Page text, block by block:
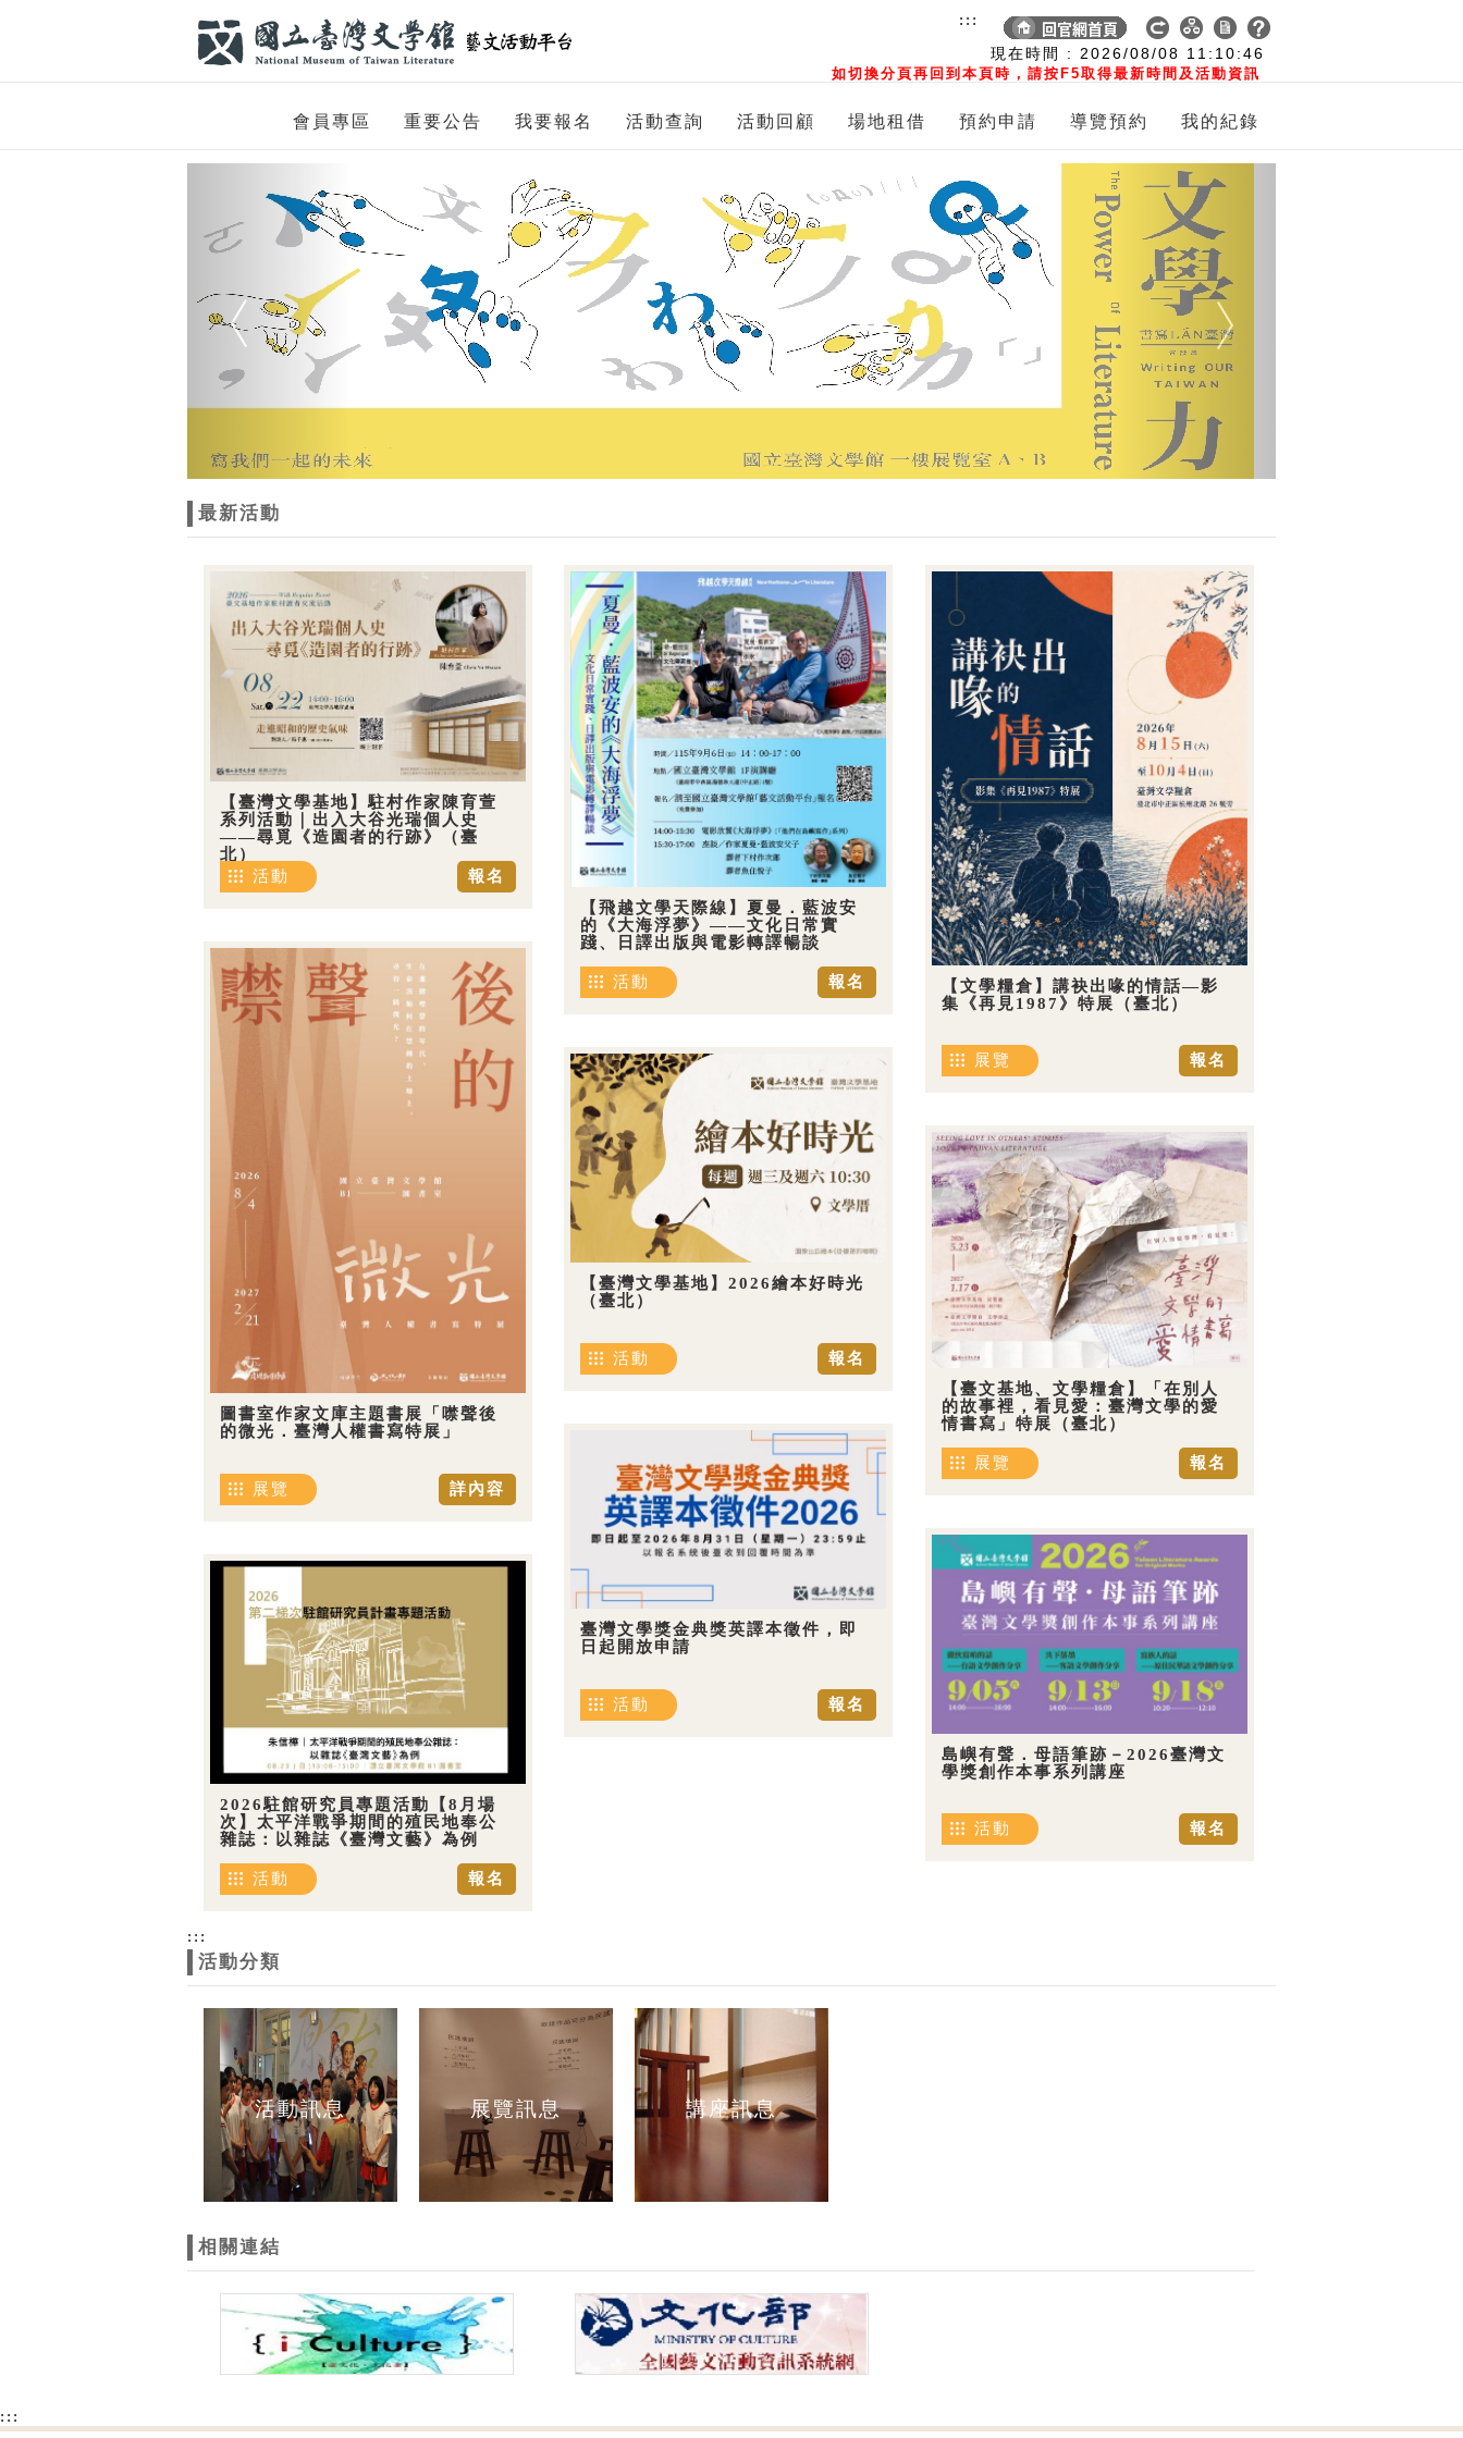
現在時間 : 2026/08/08 11:10:47
如切換分頁再回到本頁時，請按F5取得最新時間及活動資訊
:::
會員專區 重要公告 我要報名 活動查詢 活動回顧 場地租借 預約申請 導覽預約 我的紀錄
Next
最新活動
【臺灣文學基地】駐村作家陳育萱
系列活動｜出入大谷光瑞個人史
——尋覓《造園者的行跡》（臺
北）
報名
活動
【飛越文學天際線】夏曼．藍波安
的《大海浮夢》——文化日常實
踐、日譯出版與電影轉譯暢談
報名
活動
【文學糧倉】講袂出喙的情話—影
集《再見1987》特展（臺北）
報名
展覽
圖書室作家文庫主題書展「噤聲後
的微光．臺灣人權書寫特展」
詳內容
展覽
【臺灣文學基地】2026繪本好時光
（臺北）
報名
活動
【臺文基地、文學糧倉】「在別人
的故事裡，看見愛：臺灣文學的愛
情書寫」特展（臺北）
報名
展覽
臺灣文學獎金典獎英譯本徵件，即
日起開放申請
報名
活動
島嶼有聲．母語筆跡－2026臺灣文
學獎創作本事系列講座
報名
活動
2026駐館研究員專題活動【8月場
次】太平洋戰爭期間的殖民地奉公
雜誌：以雜誌《臺灣文藝》為例
報名
活動
:::
活動分類
活動訊息 展覽訊息 講座訊息
相關連結
:::